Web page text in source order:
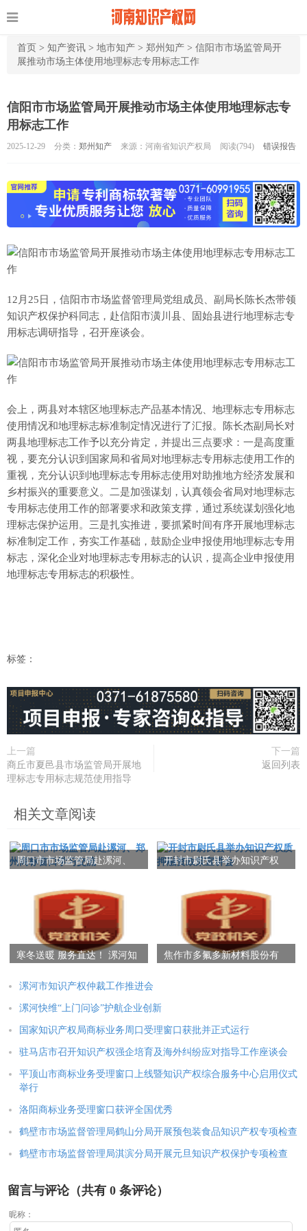
首页 > 知产资讯 > 地市知产 > 郑州知产 > 信阳市市场监管局开
展推动市场主体使用地理标志专用标志工作
信阳市市场监管局开展推动市场主体使用地理标志专
用标志工作
2025-12-29 分类： 郑州知产 来源：河南省知识产权局 阅读(794) 错误报告
12月25日，信阳市市场监督管理局党组成员、副局长陈长杰带领
知识产权保护科同志，赴信阳市潢川县、固始县进行地理标志专
用标志调研指导，召开座谈会。
会上，两县对本辖区地理标志产品基本情况、地理标志专用标志
使用情况和地理标志标准制定情况进行了汇报。陈长杰副局长对
两县地理标志工作予以充分肯定，并提出三点要求：一是高度重
视，要充分认识到国家局和省局对地理标志专用标志使用工作的
重视，充分认识到地理标志专用标志使用对助推地方经济发展和
乡村振兴的重要意义。二是加强谋划，认真领会省局对地理标志
专用标志使用工作的部署要求和政策支撑，通过系统谋划强化地
理标志保护运用。三是扎实推进，要抓紧时间有序开展地理标志
标准制定工作，夯实工作基础，鼓励企业申报使用地理标志专用
标志，深化企业对地理标志专用标志的认识，提高企业申报使用
地理标志专用标志的积极性。
标签：
上一篇
商丘市夏邑县市场监管局开展地
理标志专用标志规范使用指导
下一篇
返回列表
相关文章阅读
周口市市场监管局赴漯河、
开封市尉氏县举办知识产权
寒冬送暖 服务直达！ 漯河知
焦作市多氟多新材料股份有
漯河市知识产权仲裁工作推进会
漯河快维“上门问诊”护航企业创新
国家知识产权局商标业务周口受理窗口获批并正式运行
驻马店市召开知识产权强企培育及海外纠纷应对指导工作座谈会
平顶山市商标业务受理窗口上线暨知识产权综合服务中心启用仪式
举行
洛阳商标业务受理窗口获评全国优秀
鹤壁市市场监督管理局鹤山分局开展预包装食品知识产权专项检查
鹤壁市市场监督管理局淇滨分局开展元旦知识产权保护专项检查
留言与评论（共有 0 条评论）
昵称：